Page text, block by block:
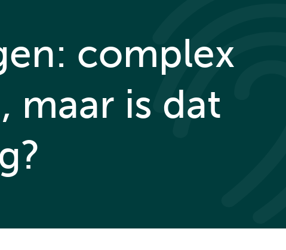
complex
maar is dat